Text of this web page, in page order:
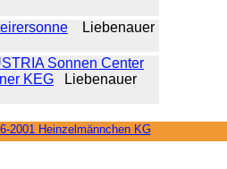
Liebenauer
Sonnen Center
KEG Liebenauer
2001 Heinzel­männchen KG